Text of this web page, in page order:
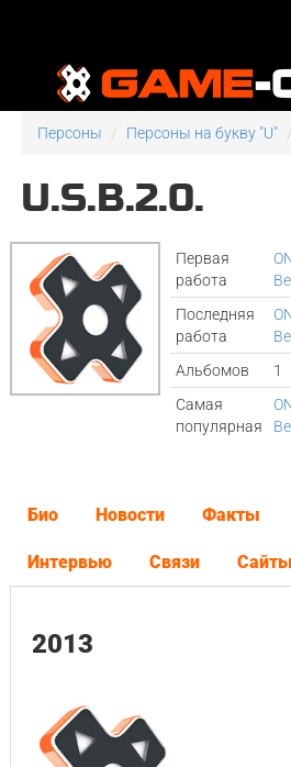
Персоны Персоны на букву "U"
U.S.B.2.0.
Первая
работа
Последняя
работа
Альбомов
1
Самая
популярная
Био Новости Факты
Интервью Связи Сайты
2013